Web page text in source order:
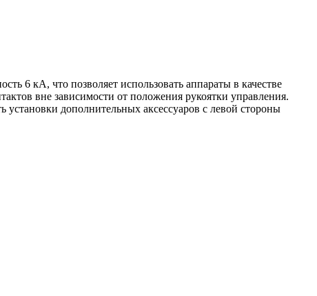
6 кА, что позволяет использовать аппараты в качестве
вне зависимости от положения рукоятки управления.
дополнительных аксессуаров с левой стороны